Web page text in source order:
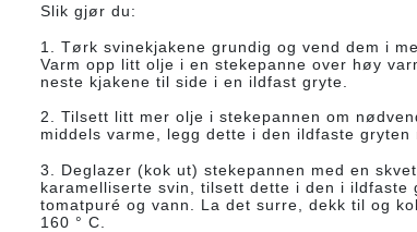
Slik gjør du:
1. Tørk svinekjakene grundig og vend dem i
Varm opp litt olje i en stekepanne over høy
neste kjakene til side i en ildfast gryte.
2. Tilsett litt mer olje i stekepannen om
middels varme, legg dette i den ildfaste gryten
3. Deglazer (kok ut) stekepannen med en
karamelliserte svin, tilsett dette i den i ildfaste
tomatpuré og vann. La det surre, dekk til og
160 ° C.